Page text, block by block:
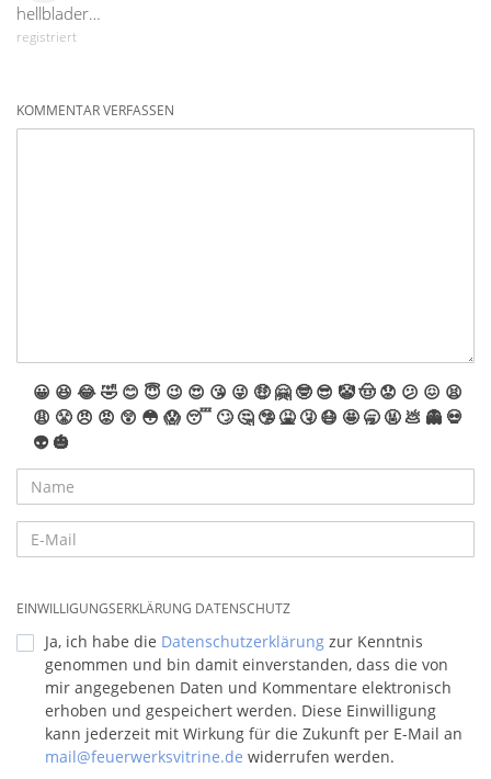
hellblader22
registriert
KOMMENTAR VERFASSEN
😀 😆 😂🤣 😊 😇 😉 😍 😘 😜 🤑 🤗 🤓 😎 🤡🤠 😟 😕 😖 😫
😩 😤 😠 😡 😲 😳 😱 😴 🙄 🤔 🤥 🤮 🤧 😷 🤩 🥱 🤬 💩 👻 💀
👽 🎃
EINWILLIGUNGSERKLÄRUNG DATENSCHUTZ
Ja, ich habe die Datenschutzerklärung zur Kenntnis
genommen und bin damit einverstanden, dass die von
mir angegebenen Daten und Kommentare elektronisch
erhoben und gespeichert werden. Diese Einwilligung
kann jederzeit mit Wirkung für die Zukunft per E-Mail an
mail@feuerwerksvitrine.de widerrufen werden.